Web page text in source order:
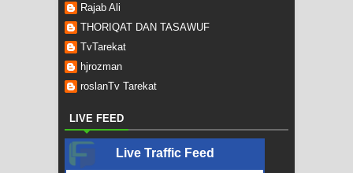
Rajab Ali
THORIQAT DAN TASAWUF
TvTarekat
hjrozman
roslanTv Tarekat
LIVE FEED
Live Traffic Feed